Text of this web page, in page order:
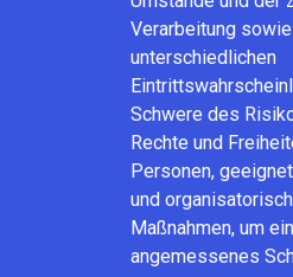
Verarbeitung
unterschiedlichen
Schwere des
Rechte und
Personen,
und
Maßnahmen, um
angemessenes